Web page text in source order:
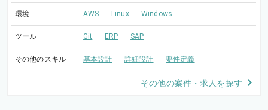
環境 AWS Linux Windows
ツール Git ERP SAP
その他のスキル 基本設計 詳細設計 要件定義
その他の案件・求人を探す